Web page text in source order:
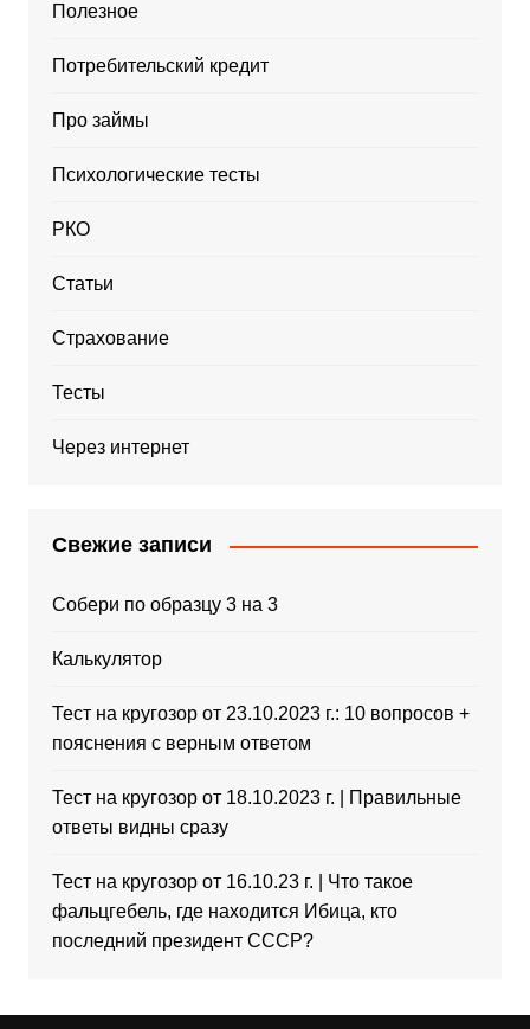
Полезное
Потребительский кредит
Про займы
Психологические тесты
РКО
Статьи
Страхование
Тесты
Через интернет
Свежие записи
Собери по образцу 3 на 3
Калькулятор
Тест на кругозор от 23.10.2023 г.: 10 вопросов +
пояснения с верным ответом
Тест на кругозор от 18.10.2023 г. | Правильные
ответы видны сразу
Тест на кругозор от 16.10.23 г. | Что такое
фальцгебель, где находится Ибица, кто
последний президент СССР?